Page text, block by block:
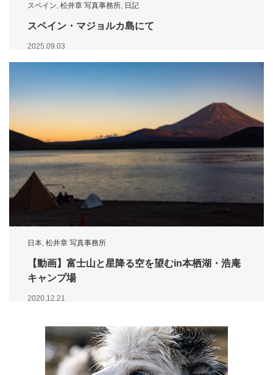
スペイン, 松井章 写真事務所, 日記
スペイン・マジョルカ島にて
2025.09.03
日本, 松井章 写真事務所
【動画】富士山と星降る空を望むin本栖湖・浩庵
キャンプ場
2020.12.21